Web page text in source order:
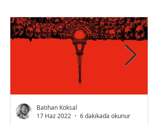
Batıhan Köksal
17 Haz 2022
6 dakikada okunur